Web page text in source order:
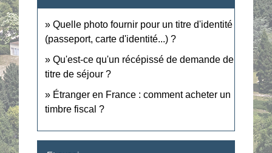
Quelle photo fournir pour un titre d'identité
(passeport, carte d'identité...) ?
Qu'est-ce qu'un récépissé de demande de
titre de séjour ?
Étranger en France : comment acheter un
timbre fiscal ?